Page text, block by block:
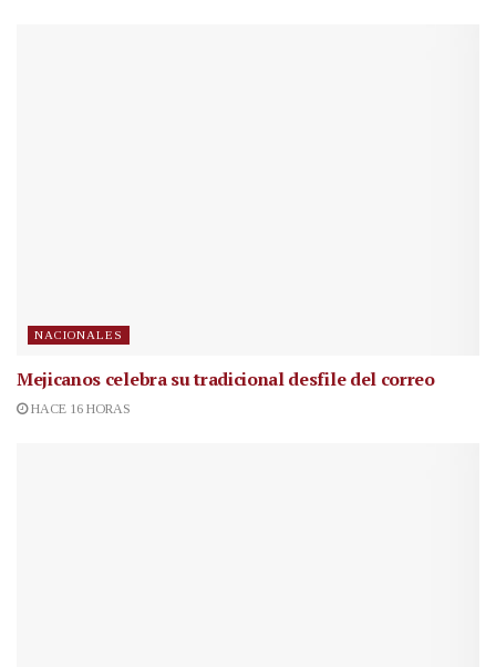
NACIONALES
Mejicanos celebra su tradicional desfile del correo
HACE 16 HORAS